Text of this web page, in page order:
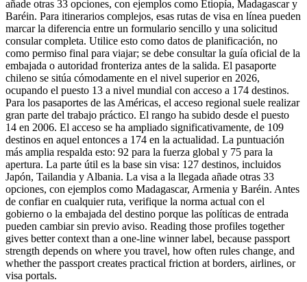
añade otras 33 opciones, con ejemplos como Etiopía, Madagascar y
Baréin. Para itinerarios complejos, esas rutas de visa en línea pueden
marcar la diferencia entre un formulario sencillo y una solicitud
consular completa. Utilice esto como datos de planificación, no
como permiso final para viajar; se debe consultar la guía oficial de la
embajada o autoridad fronteriza antes de la salida. El pasaporte
chileno se sitúa cómodamente en el nivel superior en 2026,
ocupando el puesto 13 a nivel mundial con acceso a 174 destinos.
Para los pasaportes de las Américas, el acceso regional suele realizar
gran parte del trabajo práctico. El rango ha subido desde el puesto
14 en 2006. El acceso se ha ampliado significativamente, de 109
destinos en aquel entonces a 174 en la actualidad. La puntuación
más amplia respalda esto: 92 para la fuerza global y 75 para la
apertura. La parte útil es la base sin visa: 127 destinos, incluidos
Japón, Tailandia y Albania. La visa a la llegada añade otras 33
opciones, con ejemplos como Madagascar, Armenia y Baréin. Antes
de confiar en cualquier ruta, verifique la norma actual con el
gobierno o la embajada del destino porque las políticas de entrada
pueden cambiar sin previo aviso. Reading those profiles together
gives better context than a one-line winner label, because passport
strength depends on where you travel, how often rules change, and
whether the passport creates practical friction at borders, airlines, or
visa portals.